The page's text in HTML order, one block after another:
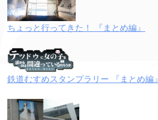
ちょっと行ってきた！ 『まとめ編』
鉄道むすめスタンプラリー 『まとめ編』